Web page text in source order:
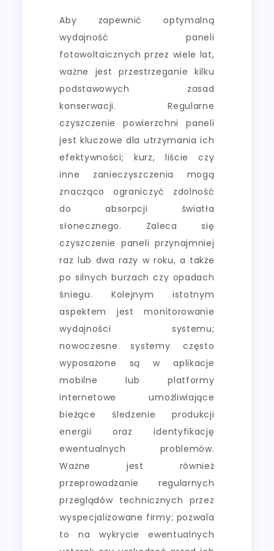
Aby zapewnić optymalną
wydajność paneli
fotowoltaicznych przez wiele lat,
ważne jest przestrzeganie kilku
podstawowych zasad
konserwacji. Regularne
czyszczenie powierzchni paneli
jest kluczowe dla utrzymania ich
efektywności; kurz, liście czy
inne zanieczyszczenia mogą
znacząco ograniczyć zdolność
do absorpcji światła
słonecznego. Zaleca się
czyszczenie paneli przynajmniej
raz lub dwa razy w roku, a także
po silnych burzach czy opadach
śniegu. Kolejnym istotnym
aspektem jest monitorowanie
wydajności systemu;
nowoczesne systemy często
wyposażone są w aplikacje
mobilne lub platformy
internetowe umożliwiające
bieżące śledzenie produkcji
energii oraz identyfikację
ewentualnych problemów.
Ważne jest również
przeprowadzanie regularnych
przeglądów technicznych przez
wyspecjalizowane firmy; pozwala
to na wykrycie ewentualnych